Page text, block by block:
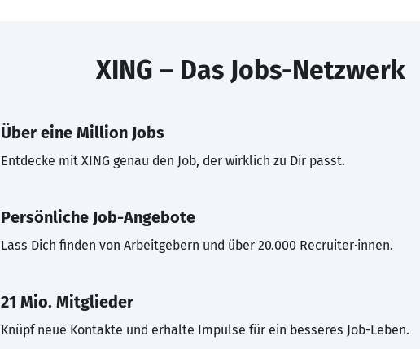
XING – Das Jobs-Netzwerk
Über eine Million Jobs
Entdecke mit XING genau den Job, der wirklich zu Dir passt.
Persönliche Job-Angebote
Lass Dich finden von Arbeitgebern und über 20.000 Recruiter·innen.
21 Mio. Mitglieder
Knüpf neue Kontakte und erhalte Impulse für ein besseres Job-Leben.